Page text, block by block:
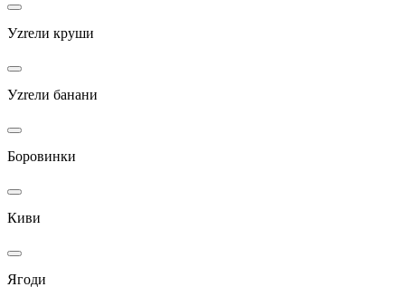
Уzrели круши
Уzrели банани
Боровинки
Киви
Ягоди